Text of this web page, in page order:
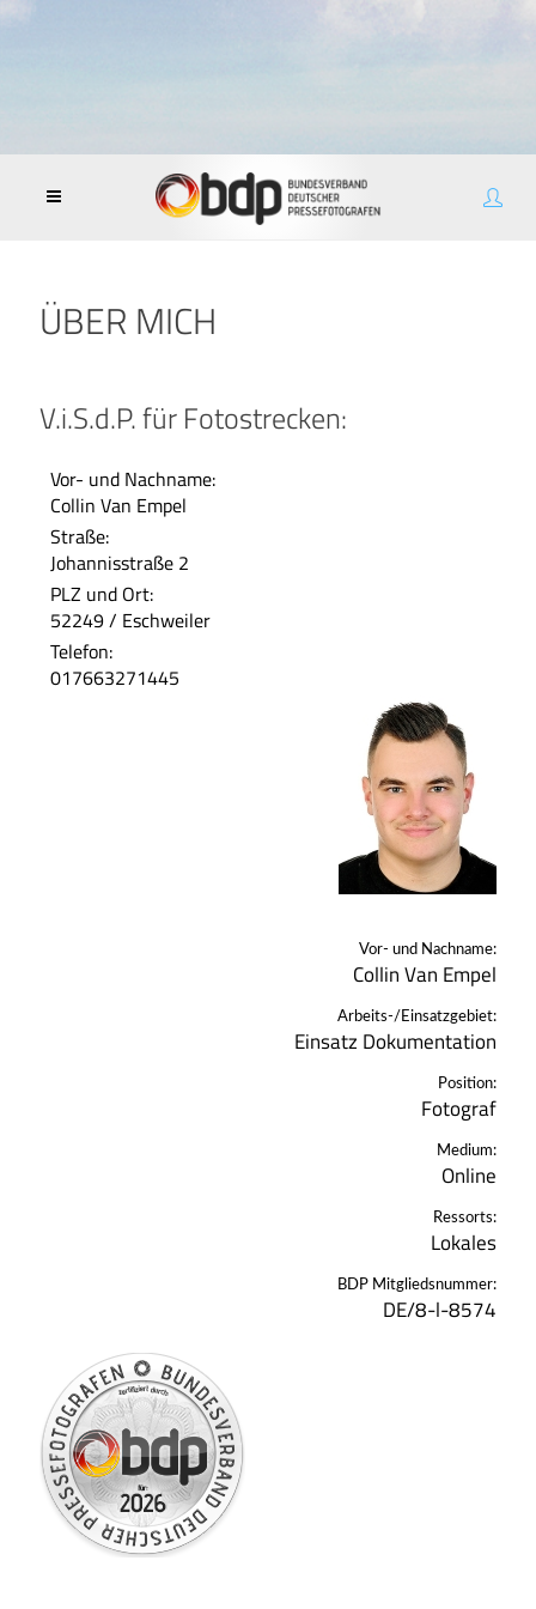
ÜBER MICH
V.i.S.d.P. für Fotostrecken:
Vor- und Nachname:
Collin Van Empel
Straße:
Johannisstraße 2
PLZ und Ort:
52249 / Eschweiler
Telefon:
017663271445
Vor- und Nachname:
Collin Van Empel
Arbeits-/Einsatzgebiet:
Einsatz Dokumentation
Position:
Fotograf
Medium:
Online
Ressorts:
Lokales
BDP Mitgliedsnummer:
DE/8-l-8574